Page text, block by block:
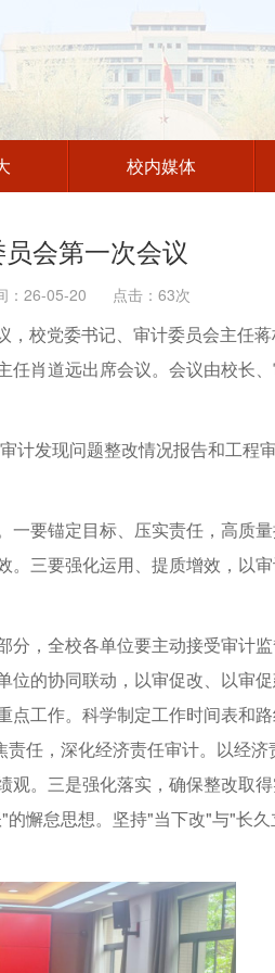
校内媒体
会第一次会议
：26-05-20 点击： 63次
校党委书记、审计委员会主任
肖道远出席会议。会议由校长
计发现问题整改情况报告和工程
要锚定目标、压实责任，高质
三要强化运用、提质增效，以
，全校各单位要主动接受审计
的协同联动，以审促改、以审
工作。科学制定工作时间表和
任，深化经济责任审计。以经济
。三是强化落实，确保整改取
懈怠思想。坚持"当下改"与"长